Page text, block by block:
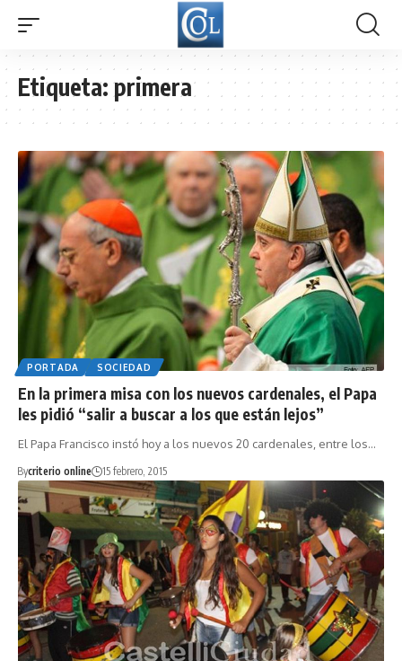
Etiqueta:primera
PORTADA SOCIEDAD
En la primera misa con los nuevos cardenales, el Papa
les pidió “salir a buscar a los que están lejos”
El Papa Francisco instó hoy a los nuevos 20 cardenales, entre los…
Bycriterio online 15 febrero, 2015